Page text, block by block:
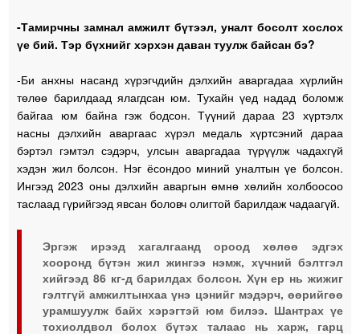
-Тамирчны замнал амжилт бүтээл, уналт босолт хослох
үе бий. Тэр бүхнийг хэрхэн даван туулж байсан бэ?
-Би анхны насанд хүрэгчдийн дэлхийн аваргадаа хүрлийн
төлөө барилдаад ялагдсан юм. Тухайн үед надад боломж
байгаа юм байна гэж бодсон. Түүний дараа 23 хүртэлх
насны дэлхийн аваргаас хүрэл медаль хүртсэний дараа
бэртэл гэмтэл сэдэрч, улсын аваргадаа түрүүлж чадахгүй
хэдэн жил болсон. Нэг ёсондоо миний уналтын үе болсон.
Ингээд 2023 оны дэлхийн аваргын өмнө хөлийн холбоосоо
таслаад гүрийгээд явсан боловч олигтой барилдаж чадаагүй.
Эргэж ирээд хагалгаанд ороод хөлөө эдгэх
хооронд бүтэн жил жингээ нэмж, хүчний бэлтгэл
хийгээд 86 кг-д барилдах болсон. Хүн ер нь жижиг
гэлтгүй амжилтынхаа үнэ цэнийг мэдэрч, өөрийгөө
урамшуулж байх хэрэгтэй юм билээ. Шантрах үе
тохиолдвол болох бүтэх талаас нь харж, гарц